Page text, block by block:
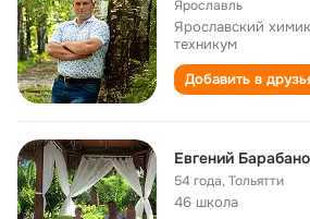
Ярославль
Ярославский
техникум
Добавить в
Евгений
54 года,Тольятти
46 школа